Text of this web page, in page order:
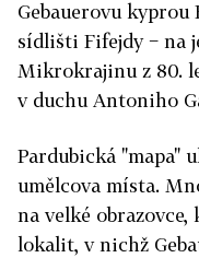
Gebauerovu
sídlišti Fifejdy − na
Mikrokrajinu z 80.
v duchu Antoniho
Pardubická "mapa"
umělcova místa.
na velké
lokalit, v nichž